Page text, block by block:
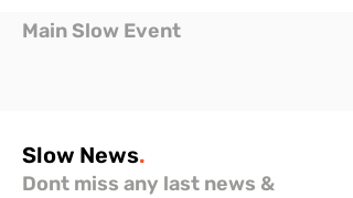
Main Slow Event
Slow News.
Dont miss any last news &